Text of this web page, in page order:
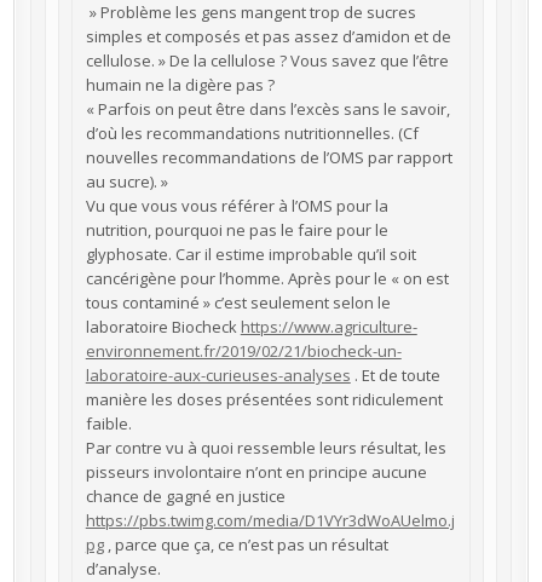
» Problème les gens mangent trop de sucres
simples et composés et pas assez d’amidon et de
cellulose. » De la cellulose ? Vous savez que l’être
humain ne la digère pas ?
« Parfois on peut être dans l’excès sans le savoir,
d’où les recommandations nutritionnelles. (Cf
nouvelles recommandations de l’OMS par rapport
au sucre). »
Vu que vous vous référer à l’OMS pour la
nutrition, pourquoi ne pas le faire pour le
glyphosate. Car il estime improbable qu’il soit
cancérigène pour l’homme. Après pour le « on est
tous contaminé » c’est seulement selon le
laboratoire Biocheck https://www.agriculture-
environnement.fr/2019/02/21/biocheck-un-
laboratoire-aux-curieuses-analyses . Et de toute
manière les doses présentées sont ridiculement
faible.
Par contre vu à quoi ressemble leurs résultat, les
pisseurs involontaire n’ont en principe aucune
chance de gagné en justice
https://pbs.twimg.com/media/D1VYr3dWoAUelmo.j
pg, parce que ça, ce n’est pas un résultat
d’analyse.